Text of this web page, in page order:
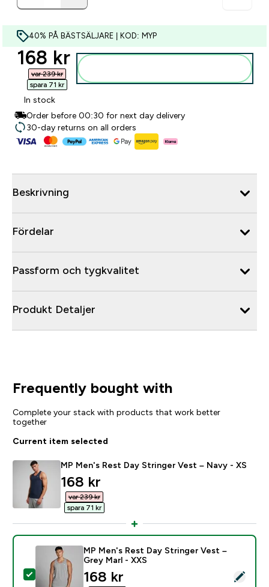
40% PÅ BÄSTSÄLJARE | KOD: MYP
discounted price
168 kr‎
var 239 kr‎
spara 71 kr‎
In stock
Order before 00:30 for next day delivery
30-day returns on all orders
Beskrivning
Fördelar
Passform och tygkvalitet
Produkt Detaljer
Frequently bought with
Complete your stack with products that work better
together
Current item selected
MP Men's Rest Day Stringer Vest – Navy - XS
discounted price
168 kr‎
var 239 kr‎
spara 71 kr‎
Select this product - MP Men's Rest Day Stringer
MP Men's Rest Day Stringer Vest –
Grey Marl - XXS
discounted price
168 kr‎